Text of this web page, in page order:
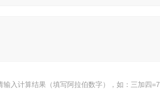
输入计算结果（填写阿拉伯数字），如：三加四=7